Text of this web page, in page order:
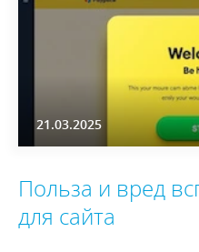
21.03.2025
Польза и вред
для сайта